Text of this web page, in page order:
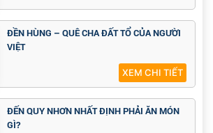
ĐỀN HÙNG – QUÊ CHA ĐẤT TỔ CỦA NGƯỜI
VIỆT
XEM CHI TIẾT
ĐẾN QUY NHƠN NHẤT ĐỊNH PHẢI ĂN MÓN
GÌ?